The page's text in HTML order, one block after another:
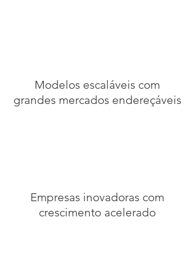
Modelos escaláveis com
grandes mercados endereçáveis
Empresas inovadoras com
crescimento acelerado